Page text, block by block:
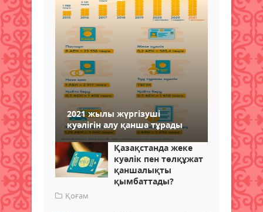
2021 жылы жүргізуші
куәлігін алу қанша тұрады
Қазақстанда жеке
куәлік пен төлқұжат
қаншалықты
қымбаттады?
Қоғам